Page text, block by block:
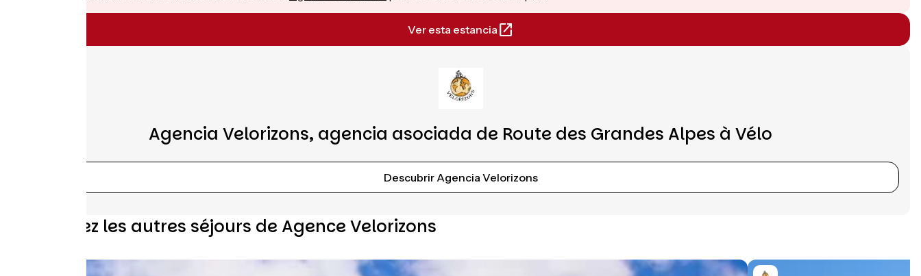
Ver esta estancia
Agencia Velorizons, agencia asociada de Route des Grandes Alpes à Vélo
Descubrir Agencia Velorizons
Découvrez les autres séjours de Agence Velorizons